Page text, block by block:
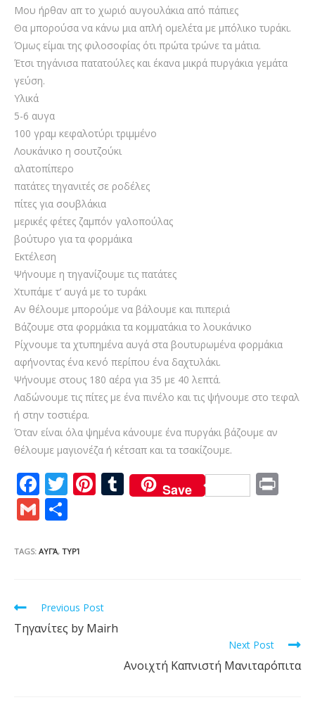
Μου ήρθαν απ το χωριό αυγουλάκια από πάπιες
Θα μπορούσα να κάνω μια απλή ομελέτα με μπόλικο τυράκι.
Όμως είμαι της φιλοσοφίας ότι πρώτα τρώνε τα μάτια.
Έτσι τηγάνισα πατατούλες και έκανα μικρά πυργάκια γεμάτα
γεύση.
Υλικά
5-6 αυγα
100 γραμ κεφαλοτύρι τριμμένο
Λουκάνικο η σουτζούκι
αλατοπίπερο
πατάτες τηγανιτές σε ροδέλες
πίτες για σουβλάκια
μερικές φέτες ζαμπόν γαλοπούλας
βούτυρο για τα φορμάικα
Εκτέλεση
Ψήνουμε η τηγανίζουμε τις πατάτες
Χτυπάμε τ’ αυγά με το τυράκι
Αν θέλουμε μπορούμε να βάλουμε και πιπεριά
Βάζουμε στα φορμάκια τα κομματάκια το λουκάνικο
Ρίχνουμε τα χτυπημένα αυγά στα βουτυρωμένα φορμάκια
αφήνοντας ένα κενό περίπου ένα δαχτυλάκι.
Ψήνουμε στους 180 αέρα για 35 με 40 λεπτά.
Λαδώνουμε τις πίτες με ένα πινέλο και τις ψήνουμε στο τεφαλ
ή στην τοστιέρα.
Όταν είναι όλα ψημένα κάνουμε ένα πυργάκι βάζουμε αν
θέλουμε μαγιονέζα ή κέτσαπ και τα τσακίζουμε.
F
ac
e
b
o
k
T
er
Pi T
u
Save
G
ai ar
TAGS: ΑΥΓΆ, ΤΥΡΊ
Read
articles
Previous Post
Τηγανίτες by Mairh
Next Post
Ανοιχτή Kαπνιστή Mανιταρόπιτα